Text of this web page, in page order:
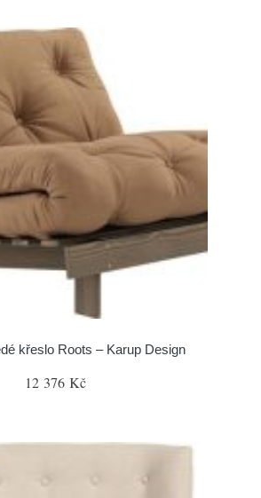
křeslo Roots – Karup Design
12 376 Kč